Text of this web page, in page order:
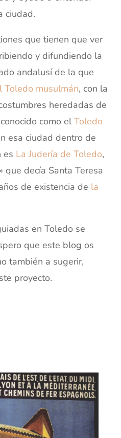
ciudad.
que tienen que ver
y difundiendo la
andalusí de la que
Toledo musulmán, con la
heredadas de
como elToledo
esa ciudad dentro de
es La Judería de Toledo,
que decía Santa Teresa
de existencia de la
en Toledo se
que este blog os
también a sugerir,
proyecto.